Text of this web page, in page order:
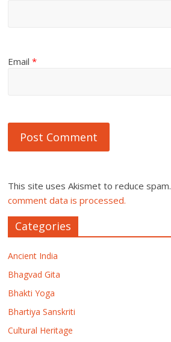
Email*
This site uses Akismet to reduce spam.
comment data is processed.
Categories
Ancient India
Bhagvad Gita
Bhakti Yoga
Bhartiya Sanskriti
Cultural Heritage